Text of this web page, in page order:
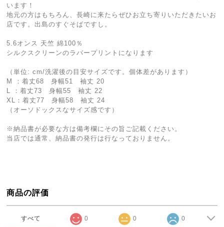
います！
地元の方はもちろん、長崎に来たらぜひお立ち寄りいただきたいお
店です。出島のすぐそばですし。
5.6オンス 天竺 綿100％
シルクスクリーンのラバープリントになります
（単位: cm/洗濯後の目安サイズです。個体差があります）
M ：着丈68 身幅51 袖丈 20
L ：着丈73 身幅55 袖丈 22
XL：着丈77 身幅58 袖丈 24
（オーソドックスなサイズ感です）
※納品書が必要な方は備考欄にその旨ご記載ください。
当店では通常、納品書の発行は行なっておりません。
商品の評価
すべて 0 0 0